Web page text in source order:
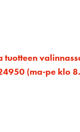
tuotteen
(ma-pe klo